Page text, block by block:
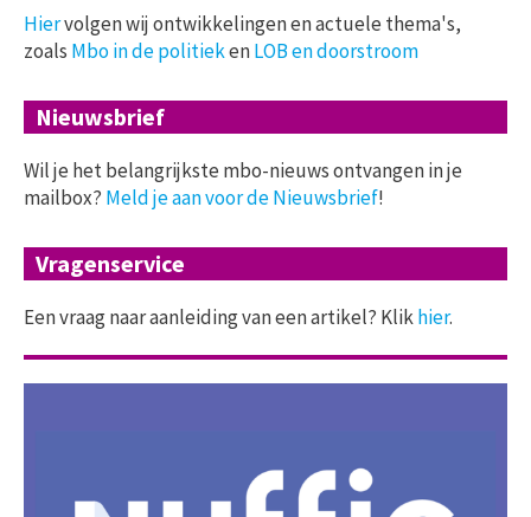
Hiervolgen wij ontwikkelingen en actuele thema's,
zoals Mbo in de politiekenLOB en doorstroom
Nieuwsbrief
Wil je het belangrijkste mbo-nieuws ontvangen in je
mailbox? Meld je aan voor de Nieuwsbrief!
Vragenservice
Een vraag naar aanleiding van een artikel? Klikhier.